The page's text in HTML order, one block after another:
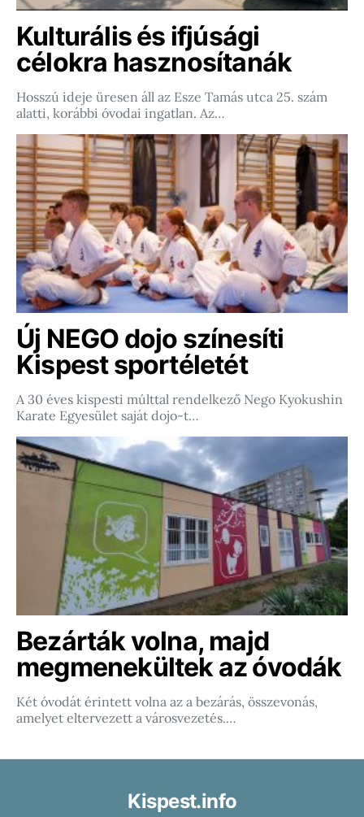
Kulturális és ifjúsági
célokra hasznosítanák
Hosszú ideje üresen áll az Esze Tamás utca 25. szám
alatti, korábbi óvodai ingatlan. Az…
Új NEGO dojo színesíti
Kispest sportéletét
A 30 éves kispesti múlttal rendelkező Nego Kyokushin
Karate Egyesület saját dojo-t…
Bezárták volna, majd
megmenekültek az óvodák
Két óvodát érintett volna az a bezárás, összevonás,
amelyet eltervezett a városvezetés.…
Kispest.info